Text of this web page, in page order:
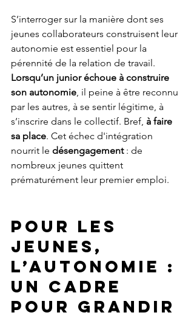
S’interroger sur la manière dont ses
jeunes collaborateurs construisent leur
autonomie est essentiel pour la
pérennité de la relation de travail.
Lorsqu’un junior échoue à construire
son autonomie , il peine à être reconnu
par les autres, à se sentir légitime, à
s’inscrire dans le collectif. Bref, à faire
sa place. Cet échec d'intégration
nourrit le désengagement : de
nombreux jeunes quittent
prématurément leur premier emploi.
Pour les
jeunes,
l’autonomie :
un cadre
pour grandir